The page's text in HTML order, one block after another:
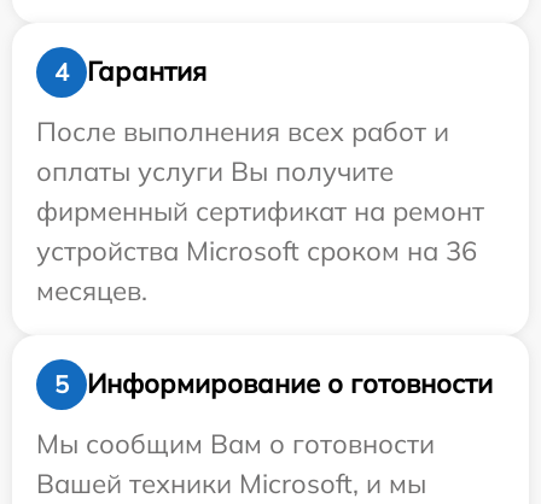
4
Гарантия
После выполнения всех работ и
оплаты услуги Вы получите
фирменный сертификат на ремонт
устройства Microsoft сроком на 36
месяцев.
5
Информирование о готовности
Мы сообщим Вам о готовности
Вашей техники Microsoft, и мы